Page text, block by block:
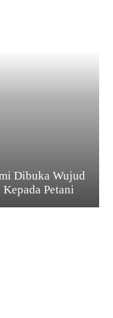
Dibuka Wujud
Petani